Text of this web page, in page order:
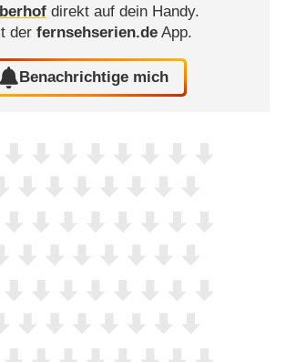
direkt auf dein Handy.
der fernsehserien.deApp.
Benachrichtige mich